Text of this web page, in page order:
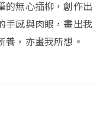
的無心插柳，創作出
手感與肉眼，畫出我
養，亦畫我所想。